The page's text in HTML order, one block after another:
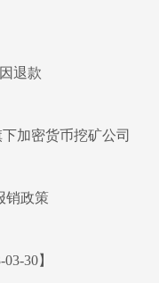
退款
加密货币挖矿公司
销政策
30】